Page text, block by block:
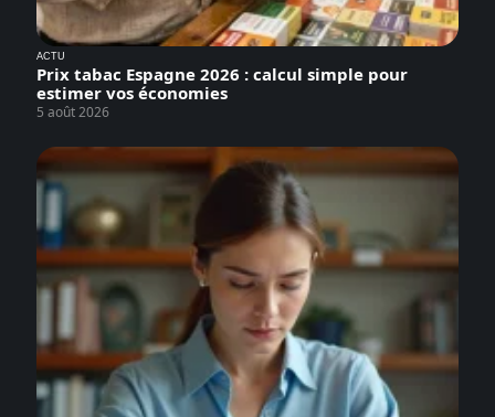
ACTU
Prix tabac Espagne 2026 : calcul simple pour
estimer vos économies
5 août 2026